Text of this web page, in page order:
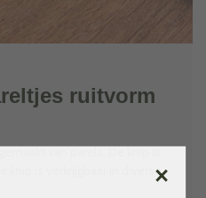
ruitvorm
van parels. De knip is
knip is verkrijgbaar in diverse×